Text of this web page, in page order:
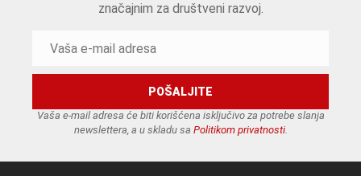
značajnim za društveni razvoj.
Vaša e-mail adresa će biti korišćena isključivo za potrebe slanja
newslettera, a u skladu sa Politikom privatnosti.